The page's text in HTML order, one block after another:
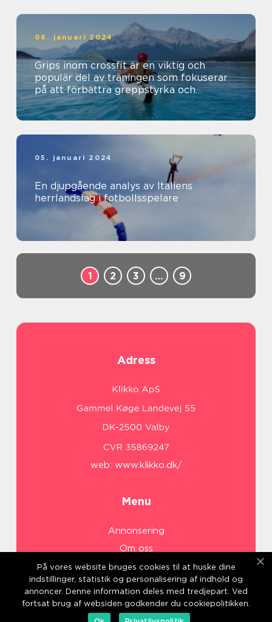
06. januari 2024
Grips inom crossfit är en viktig och
populär del av träningen som fokuserar
på att förbättra greppstyrka och
hantering av olika redskap
05. januari 2024
En djupgående analys av Italiens
herrlandslag i fotbollsspelare
1 2 3 … 9
Adress
web: www.klikko.dk/
Menu
Annonsering
Om oss
Cookies
Kontakta oss
Sitemap
På vores website bruges cookies til at huske dine
indstillinger, statistik og personalisering af indhold og
annoncer. Denne information deles med tredjepart. Ved
fortsat brug af websiden godkender du cookiepolitikken.